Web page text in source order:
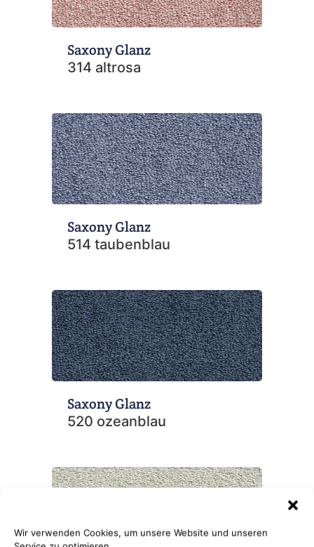
Wir verwenden Cookies, um unsere Website und unseren
Saxony Glanz
314 altrosa
Saxony Glanz
514 taubenblau
Saxony Glanz
520 ozeanblau